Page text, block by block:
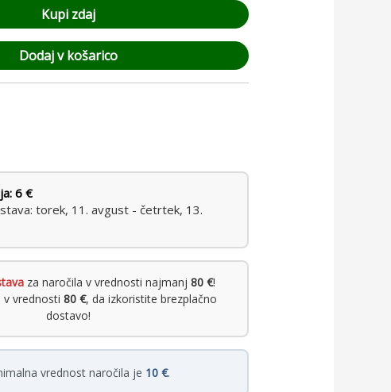
Kupi zdaj
Dodaj v košarico
6 €
torek, 11. avgust - četrtek, 13.
za naročila v vrednosti najmanj 80 €!
v vrednosti 80 €, da izkoristite brezplačno
dostavo!
vrednost naročila je 10 €.